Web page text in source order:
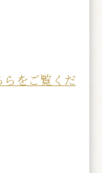
をご覧くだ